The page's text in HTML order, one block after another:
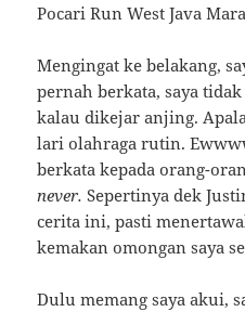
Pocari Run West Java
Mengingat ke belakang,
pernah berkata, saya
kalau dikejar anjing.
lari olahraga rutin.
berkata kepada orang-
never.Sepertinya dek
cerita ini, pasti
kemakan omongan saya
Dulu memang saya akui,